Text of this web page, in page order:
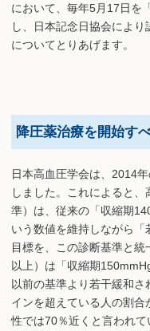
において、毎年5月17日を
し、日本記念日協会によ
についてとりあげます。
降圧薬治療を開始す
日本高血圧学会は、2014
しました。これによると
準）は、従来の「収縮期
いう数値を維持しながら
目標を、この診断基準と
以上）は「収縮期
以前の基準より若干緩和
インを超えている人の割
性では70％近くと言われ